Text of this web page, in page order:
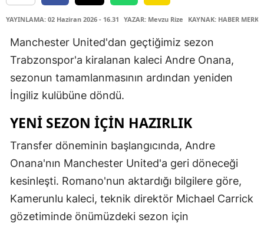
YAYINLAMA: 02 Haziran 2026 - 16.31 YAZAR: Mevzu Rize KAYNAK: HABER
Manchester United'dan geçtiğimiz sezon
Trabzonspor'a kiralanan kaleci Andre Onana,
sezonun tamamlanmasının ardından yeniden
İngiliz kulübüne döndü.
YENI SEZON İÇIN HAZIRLIK
Transfer döneminin başlangıcında, Andre
Onana'nın Manchester United'a geri döneceği
kesinleşti. Romano'nun aktardığı bilgilere göre,
Kamerunlu kaleci, teknik direktör Michael Carrick
gözetiminde önümüzdeki sezon için